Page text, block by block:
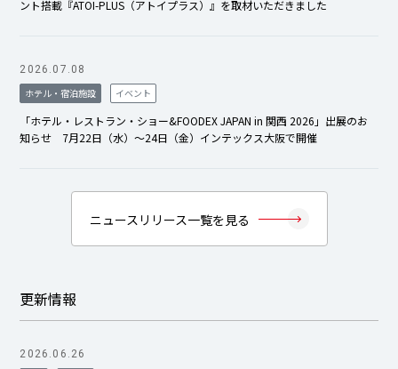
ント搭載『ATOI-PLUS（アトイプラス）』を取材いただきました
2026.07.08
ホテル・宿泊施設 イベント
「ホテル・レストラン・ショー&FOODEX JAPAN in 関西 2026」出展のお
知らせ 7月22日（水）～24日（金）インテックス大阪で開催
ニュースリリース一覧を見る
更新情報
2026.06.26